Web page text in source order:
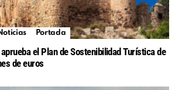
Portada
el Plan de Sostenibilidad Turística de
de euros